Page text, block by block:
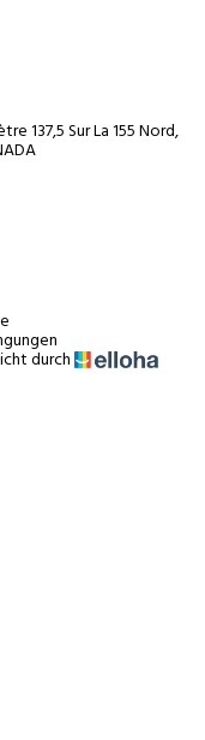
137,5 Sur La 155 Nord,
durch